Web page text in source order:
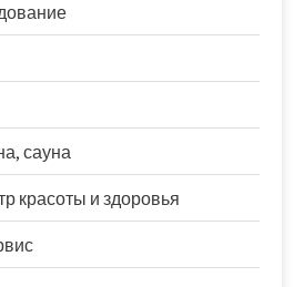
сауна
красоты и здоровья